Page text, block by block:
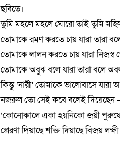
ছবিতে।
তুমি মহলে মহলে ঘোরো তাই তুমি
তোমাকে রমণ করতে চায় যারা তারা
তোমাকে লালন করতে চায় যারা
তোমাকে অবুঝ বলে যারা তারা বলে
কিন্তু ‘নারী’ তোমাকে ভালোবাসে
নজরুল তো সেই কবে বলেই দিয়েছেন
‘কোনোকালে একা হয়নিকো জয়ী
প্রেরণা দিয়াছে শক্তি দিয়াছে বিজয় লক্ষী